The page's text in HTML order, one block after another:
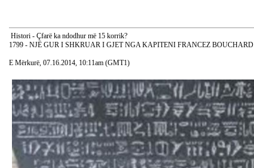
Histori - Çfarë ka ndodhur më 15 korrik?
1799 - NJË GUR I SHKRUAR I GJET NGA KAPITENI FRANCEZ BOUCHARD
E Mërkurë, 07.16.2014, 10:11am (GMT1)